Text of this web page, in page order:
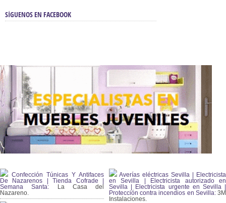
SÍGUENOS EN FACEBOOK
Confección Túnicas Y Antifaces
De Nazarenos | Tienda Cofrade |
Semana Santa: La Casa del
Nazareno.
Averías eléctricas Sevilla | Electricista
en Sevilla | Electricista autorizado en
Sevilla | Electricista urgente en Sevilla |
Protección contra incendios en Sevilla:3M
Instalaciones.